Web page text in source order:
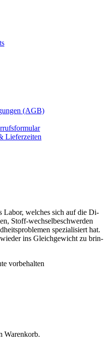
(AGB)
Lieferzeiten
La­bor, welches sich auf die Di­
Stof­f-wech­selbeschw­er­den
spezial­isiert hat.
ins Gle­ichgewicht zu brin­
vorbehalten
Warenkorb.